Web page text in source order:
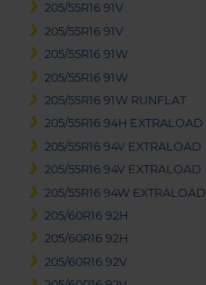
205/55R16 91V
205/55R16 91V
205/55R16 91W
205/55R16 91W
205/55R16 91W RUNFLAT
205/55R16 94H EXTRALOAD
205/55R16 94V EXTRALOAD
205/55R16 94V EXTRALOAD
205/55R16 94W EXTRALOAD
205/60R16 92H
205/60R16 92H
205/60R16 92V